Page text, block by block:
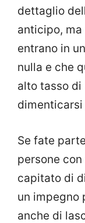
dettaglio
anticipo,
entrano in
nulla e che
alto tasso
Se fate
persone
capitato di
un impegno
anche di